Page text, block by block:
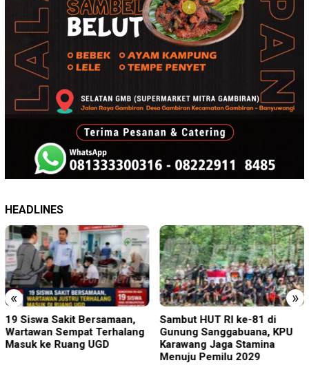
HEADLINES
« »
19 Siswa Sakit Bersamaan,
Wartawan Sempat Terhalang
Masuk ke Ruang UGD
Sambut HUT RI ke-81 di
Gunung Sanggabuana, KPU
Karawang Jaga Stamina
Menuju Pemilu 2029